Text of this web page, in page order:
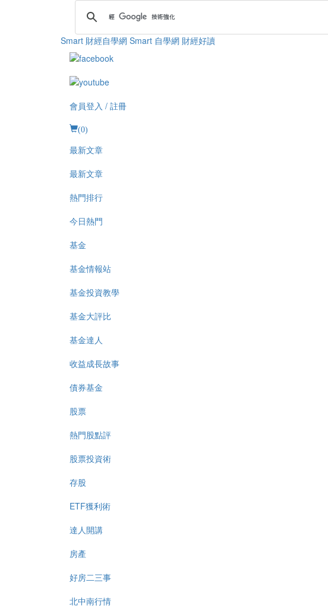
Smart 財經自學網 Smart 自學網 財經好讀
會員登入 / 註冊
(0)
最新文章
最新文章
熱門排行
今日熱門
基金
基金情報站
基金投資教學
基金大評比
基金達人
收益成長故事
債券基金
股票
熱門股點評
股票投資術
存股
ETF獲利術
達人開講
房產
好房二三事
北中南行情